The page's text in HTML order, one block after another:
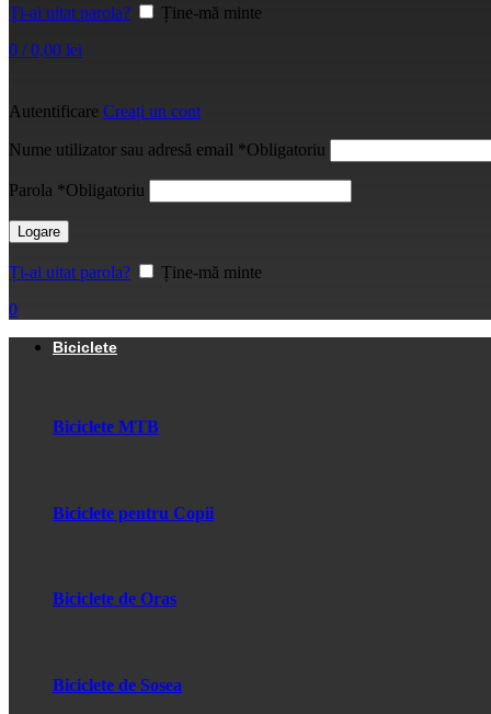
Ți-ai uitat parola?
Ține-mă minte
0 / 0,00 lei
Autentificare Creați un cont
Nume utilizator sau adresă email *Obligatoriu
Parola *Obligatoriu
Logare
Ți-ai uitat parola?
Ține-mă minte
0
Biciclete
Biciclete MTB
Biciclete pentru Copii
Biciclete de Oras
Biciclete de Sosea